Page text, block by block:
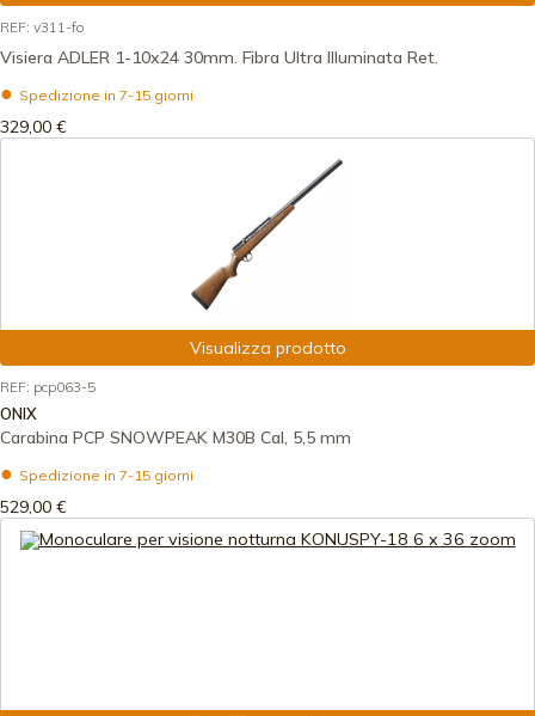
REF: v311-fo
Visiera ADLER 1-10x24 30mm. Fibra Ultra Illuminata Ret.
Spedizione in 7-15 giorni
329,00 €
Visualizza prodotto
REF: pcp063-5
ONIX
Carabina PCP SNOWPEAK M30B Cal, 5,5 mm
Spedizione in 7-15 giorni
529,00 €